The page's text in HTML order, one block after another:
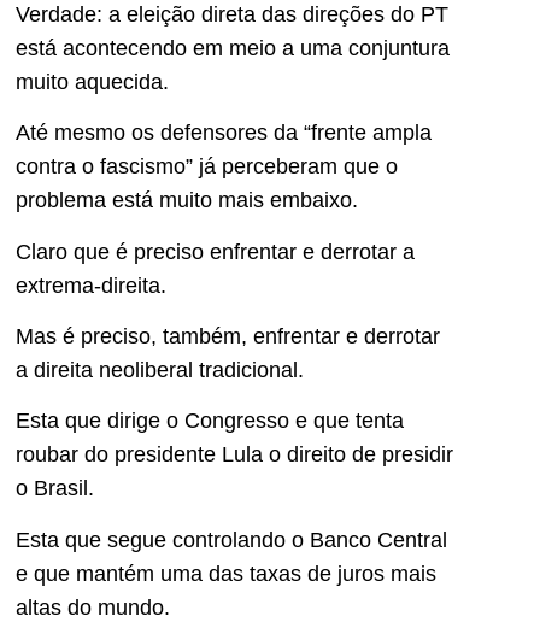
Verdade: a eleição direta das direções do PT
está acontecendo em meio a uma conjuntura
muito aquecida.
Até mesmo os defensores da “frente ampla
contra o fascismo” já perceberam que o
problema está muito mais embaixo.
Claro que é preciso enfrentar e derrotar a
extrema-direita.
Mas é preciso, também, enfrentar e derrotar
a direita neoliberal tradicional.
Esta que dirige o Congresso e que tenta
roubar do presidente Lula o direito de presidir
o Brasil.
Esta que segue controlando o Banco Central
e que mantém uma das taxas de juros mais
altas do mundo.